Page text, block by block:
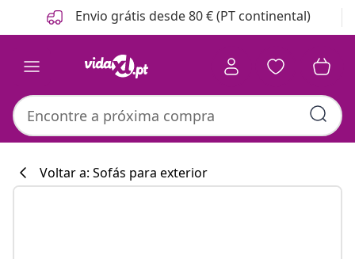
Anterior
Seguinte Envio grátis desde 80 € (PT continental)
Voltar a: Sofás para exterior